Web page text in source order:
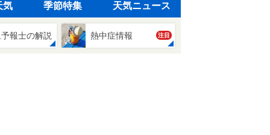
気 季節特集 天気ニュース
報士の解説 熱中症情報 注目